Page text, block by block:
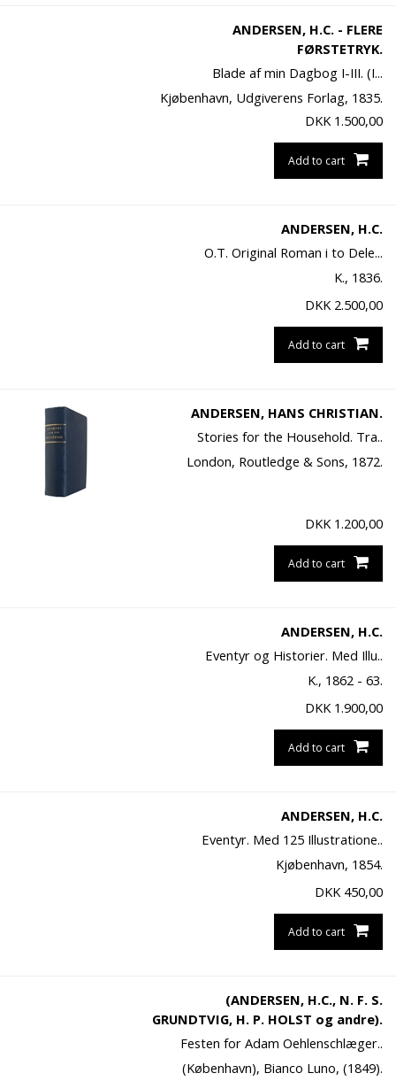
ANDERSEN, H.C. - FLERE
FØRSTETRYK.
Blade af min Dagbog I-III. (I...
Kjøbenhavn, Udgiverens Forlag, 1835.
DKK 1.500,00
Add to cart
ANDERSEN, H.C.
O.T. Original Roman i to Dele...
K., 1836.
DKK 2.500,00
Add to cart
ANDERSEN, HANS CHRISTIAN.
Stories for the Household. Tra..
London, Routledge & Sons, 1872.
DKK 1.200,00
Add to cart
ANDERSEN, H.C.
Eventyr og Historier. Med Illu..
K., 1862 - 63.
DKK 1.900,00
Add to cart
ANDERSEN, H.C.
Eventyr. Med 125 Illustratione..
Kjøbenhavn, 1854.
DKK 450,00
Add to cart
(ANDERSEN, H.C., N. F. S.
GRUNDTVIG, H. P. HOLST og andre).
Festen for Adam Oehlenschlæger..
(København), Bianco Luno, (1849).